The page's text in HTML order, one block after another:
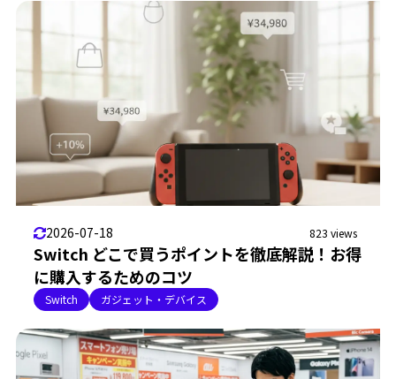
2026-07-18 823 views
Switch どこで買うポイントを徹底解説！お得
に購入するためのコツ
Switch ガジェット・デバイス